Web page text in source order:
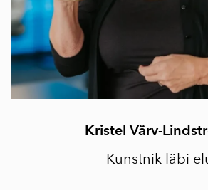
Kristel Värv-
Kunstnik läbi